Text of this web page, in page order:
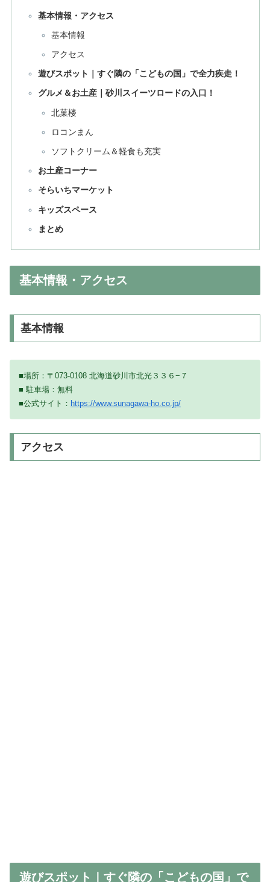
基本情報・アクセス
基本情報
アクセス
遊びスポット｜すぐ隣の「こどもの国」で全力疾走！
グルメ＆お土産｜砂川スイーツロードの入口！
北菓楼
ロコンまん
ソフトクリーム＆軽食も充実
お土産コーナー
そらいちマーケット
キッズスペース
まとめ
基本情報・アクセス
基本情報
■場所：〒073-0108 北海道砂川市北光３３６−７
■ 駐車場：無料
■公式サイト： https://www.sunagawa-ho.co.jp/
アクセス
遊びスポット｜すぐ隣の「こどもの国」で